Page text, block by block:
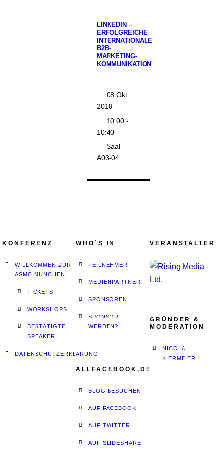
LINKEDIN –
ERFOLGREICHE
INTERNATIONALE
B2B-
MARKETING-
KOMMUNIKATION
08 Okt.
2018
10:00 -
10:40
Saal
A03-04
KONFERENZ
WILLKOMMEN ZUR
ASMC MÜNCHEN
TICKETS
WORKSHOPS
BESTÄTIGTE
SPEAKER
DATENSCHUTZERKLÄRUNG
WHO´S IN
TEILNEHMER
MEDIENPARTNER
SPONSOREN
SPONSOR
WERDEN?
ALLFACEBOOK.DE
BLOG BESUCHEN
AUF FACEBOOK
AUF TWITTER
AUF SLIDESHARE
VERANSTALTER
GRÜNDER &
MODERATION
NICOLA
KIERMEIER